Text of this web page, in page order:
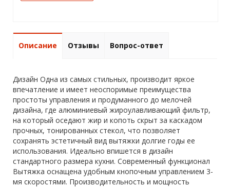
Описание Отзывы Вопрос-ответ
Дизайн Одна из самых стильных, производит яркое
впечатление и имеет неоспоримые преимущества
простоты управления и продуманного до мелочей
дизайна, где алюминиевый жироулавливающий фильтр,
на который оседают жир и копоть скрыт за каскадом
прочных, тонированных стекол, что позволяет
сохранять эстетичный вид вытяжки долгие годы ее
использования. Идеально впишется в дизайн
стандартного размера кухни. Современный функционал
Вытяжка оснащена удобным кнопочным управлением 3-
мя скоростями. Производительность и мощность